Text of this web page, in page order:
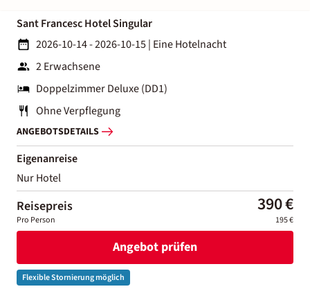
Sant Francesc Hotel Singular
2026-10-14 - 2026-10-15| Eine Hotelnacht
2 Erwachsene
Doppelzimmer Deluxe (DD1)
Ohne Verpflegung
ANGEBOTSDETAILS
Eigenanreise
Nur Hotel
Reisepreis 390 €
Pro Person 195 €
Angebot prüfen
Flexible Stornierung möglich